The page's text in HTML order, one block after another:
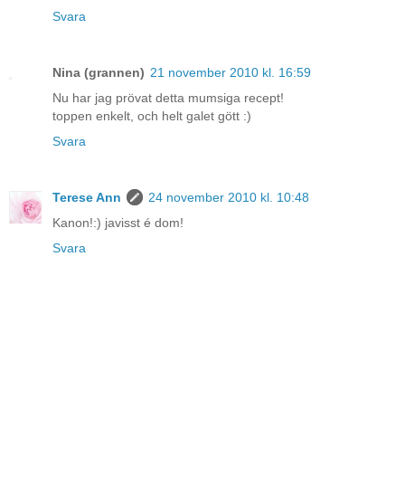
Svara
Nina (grannen) 21 november 2010 kl. 16:59
Nu har jag prövat detta mumsiga recept!
toppen enkelt, och helt galet gött :)
Svara
Terese Ann
24 november 2010 kl. 10:48
Kanon!:) javisst é dom!
Svara